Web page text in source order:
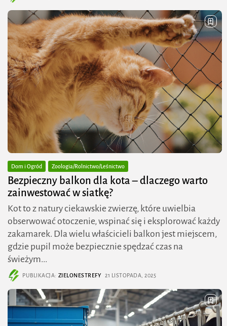
Dom i Ogród Zoologia/Rolnictwo/Leśnictwo
Bezpieczny balkon dla kota – dlaczego warto
zainwestować w siatkę?
Kot to z natury ciekawskie zwierzę, które uwielbia
obserwować otoczenie, wspinać się i eksplorować każdy
zakamarek. Dla wielu właścicieli balkon jest miejscem,
gdzie pupil może bezpiecznie spędzać czas na
świeżym...
PUBLIKACJA: ZIELONESTREFY 21 LISTOPADA, 2025